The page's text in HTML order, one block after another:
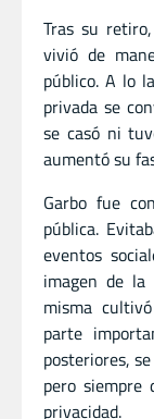
Tras su
vivió de
público. A lo
privada se
se casó ni
aumentó su
Garbo fue
pública.
eventos
imagen de
misma
parte
posteriores,
pero siempre
privacidad.